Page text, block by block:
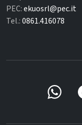
PEC:ekuosrl@pec.it
Tel.:0861.416078